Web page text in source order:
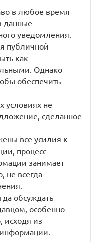
в любое время
данные
уведомления.
публичной
как
Однако
обеспечить
условиях не
сделанное
все усилия к
процесс
занимает
не всегда
обсуждать
особенно
исходя из